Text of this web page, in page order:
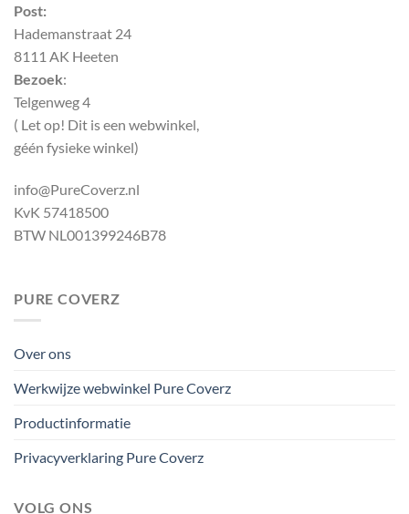
Post:
Hademanstraat 24
8111 AK Heeten
Bezoek:
Telgenweg 4
( Let op! Dit is een webwinkel,
géén fysieke winkel)
info@PureCoverz.nl
KvK 57418500
BTW NL001399246B78
PURE COVERZ
Over ons
Werkwijze webwinkel Pure Coverz
Productinformatie
Privacyverklaring Pure Coverz
VOLG ONS